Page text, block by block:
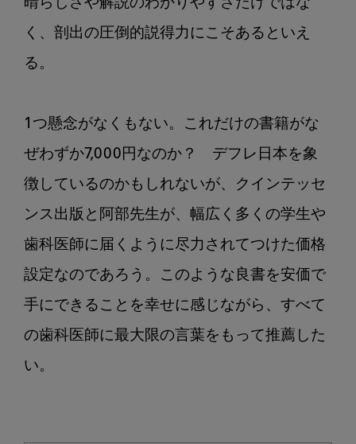
晴らしさや解説のわかりやすさだけではな
く、剖出の圧倒的説得力にこそあるといえ
る。
1つ懸念がなくもない。これだけの書籍がな
ぜわずか7,000円なのか？　デフレ日本を象
徴しているのかもしれないが、クインテッセ
ンス出版と阿部先生が、幅広く多くの学生や
歯科医師に届くように尽力されてつけた価格
設定なのであろう。このような良書を安価で
手にできることを幸せに感じながら、すべて
の歯科医師に最大限の言葉をもって推薦した
い。